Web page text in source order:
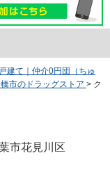
建て｜仲介0円団（ちゅ
市のドラッグストア > ク
市花見川区